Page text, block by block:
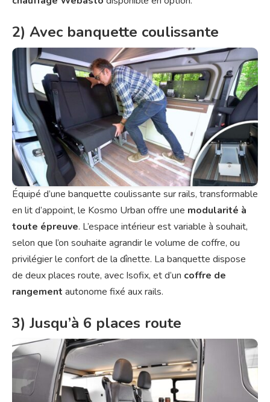
2) Avec banquette coulissante
Équipé d’une banquette coulissante sur rails, transformable
en lit d’appoint, le Kosmo Urban offre une modularité à
toute épreuve. L’espace intérieur est variable à souhait,
selon que l’on souhaite agrandir le volume de coffre, ou
privilégier le confort de la dînette. La banquette dispose
de deux places route, avec Isofix, et d’un coffre de
rangement autonome fixé aux rails.
3) Jusqu’à 6 places route